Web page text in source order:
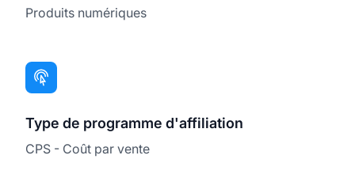
Produits numériques
Type de programme d'affiliation
CPS - Coût par vente